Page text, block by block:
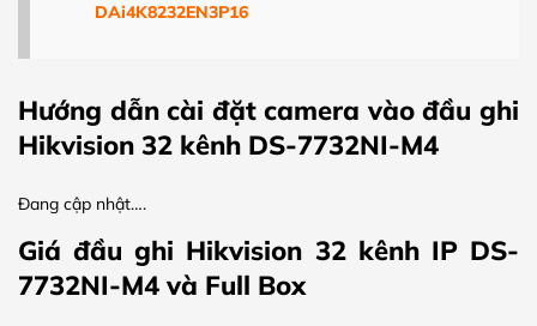
DAi4K8232EN3P16
Hướng dẫn cài đặt camera vào đầu ghi
Hikvision 32 kênh DS-7732NI-M4
Đang cập nhật….
Giá đầu ghi Hikvision 32 kênh IP DS-
7732NI-M4 và Full Box